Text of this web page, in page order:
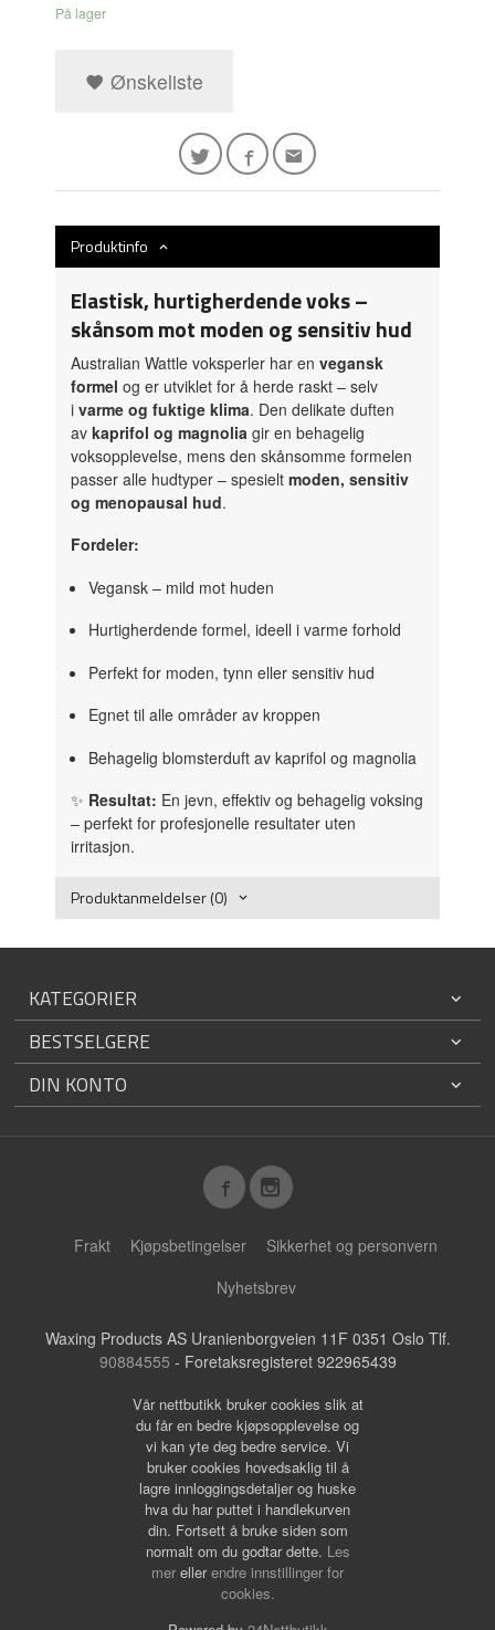
På lager
Ønskeliste
Produktinfo
Elastisk, hurtigherdende voks –
skånsom mot moden og sensitiv hud
Australian Wattle voksperler har envegansk
formelog er utviklet for å herde raskt – selv
ivarme og fuktige klima. Den delikate duften
avkaprifol og magnolia gir en behagelig
voksopplevelse, mens den skånsomme formelen
passer alle hudtyper – spesieltmoden, sensitiv
og menopausal hud.
Fordeler:
Vegansk – mild mot huden
Hurtigherdende formel, ideell i varme forhold
Perfekt for moden, tynn eller sensitiv hud
Egnet til alle områder av kroppen
Behagelig blomsterduft av kaprifol og magnolia
✨ Resultat: En jevn, effektiv og behagelig voksing
– perfekt for profesjonelle resultater uten
irritasjon.
Produktanmeldelser (0)
KATEGORIER
BESTSELGERE
DIN KONTO
Frakt Kjøpsbetingelser
Sikkerhet og personvern
Nyhetsbrev
Waxing Products AS Uranienborgveien 11F 0351 Oslo Tlf.
90884555 - Foretaksregisteret 922965439
Vår nettbutikk bruker cookies slik at
du får en bedre kjøpsopplevelse og
vi kan yte deg bedre service. Vi
bruker cookies hovedsaklig til å
lagre innloggingsdetaljer og huske
hva du har puttet i handlekurven
din. Fortsett å bruke siden som
normalt om du godtar dette. Les
mer ellerendre innstillinger for
cookies.